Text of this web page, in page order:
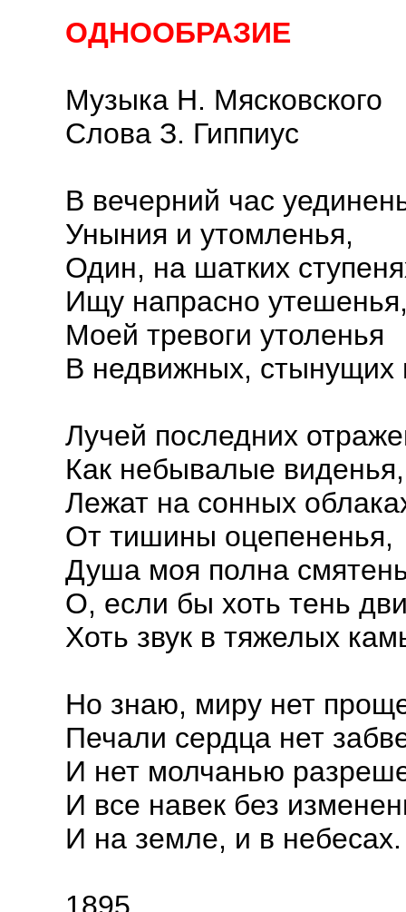
ОДНООБРАЗИЕ
Музыка Н. Мясковского
Слова З. Гиппиус
В вечерний час
Уныния и утомленья,
Один, на шатких
Ищу напрасно
Моей тревоги утоленья
В недвижных, стынущих
Лучей последних
Как небывалые виденья,
Лежат на сонных
От тишины оцепененья,
Душа моя полна
О, если бы хоть тень
Хоть звук в тяжелых
Но знаю, миру нет
Печали сердца нет
И нет молчанью
И все навек без
И на земле, и в небесах.